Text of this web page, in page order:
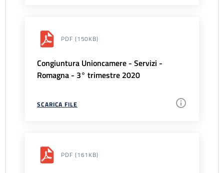
PDF (150KB)
Congiuntura Unioncamere - Servizi -
Romagna - 3° trimestre 2020
SCARICA FILE
PDF (161KB)